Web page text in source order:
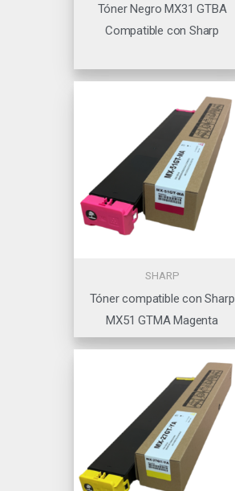
Tóner Negro MX31 GTBA
Compatible con Sharp
SHARP
Tóner compatible con Sharp
MX51 GTMA Magenta